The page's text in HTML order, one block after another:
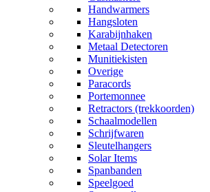
Handwarmers
Hangsloten
Karabijnhaken
Metaal Detectoren
Munitiekisten
Overige
Paracords
Portemonnee
Retractors (trekkoorden)
Schaalmodellen
Schrijfwaren
Sleutelhangers
Solar Items
Spanbanden
Speelgoed